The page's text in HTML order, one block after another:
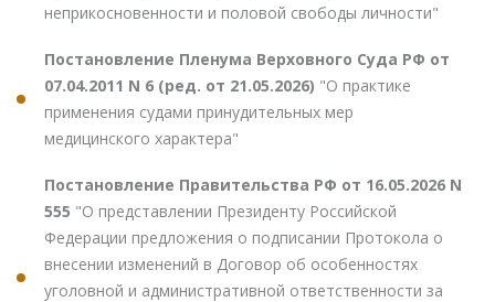
неприкосновенности и половой свободы личности"
Постановление Пленума Верховного Суда РФ от
07.04.2011 N 6 (ред. от 21.05.2026) "О практике
применения судами принудительных мер
медицинского характера"
Постановление Правительства РФ от 16.05.2026 N
555 "О представлении Президенту Российской
Федерации предложения о подписании Протокола о
внесении изменений в Договор об особенностях
уголовной и административной ответственности за